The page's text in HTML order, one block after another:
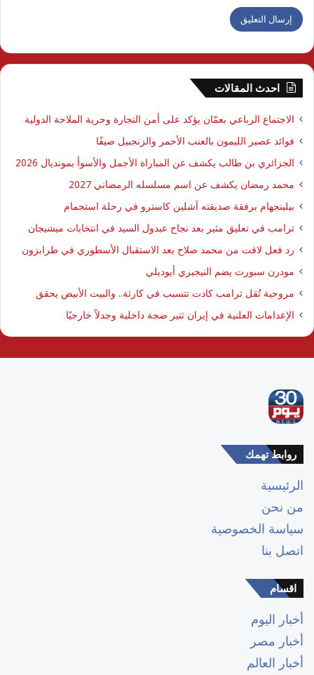
احدث المقالات
الاجتماع الرباعي بعمّان يؤكد على أمن التجارة وحرية الملاحة الدولية
فوائد عصير الليمون بالعنب الأحمر والزنجبيل صيفًا
الجزائري بن طالب يكشف عن المباراة الأجمل والأسوأ بمونديال 2026
محمد رمضان يكشف عن اسم مسلسله الرمضاني 2027
بيلينجهام برفقة صديقته آشلين كاسترو في رحلة استجمام
ترامب في تعليق مثير بعد نجاح عبدول السيد في انتخابات ميشيجان
رد فعل لافت من محمد صلاح بعد الاستقبال الأسطوري في طرابزون
مودرن سبورت يضم النيجيري أيوديلي
مروحية تُقل ترامب كادت تتسبب في كارثة.. والبيت الأبيض يحقق
الإعدامات العلنية في إيران ثتير ضجة داخلية وجدلاً خارجيًا
روابط تهمك
الرئيسية
من نحن
سياسة الخصوصية
اتصل بنا
اقسام
أخبار اليوم
أخبار مصر
أخبار العالم